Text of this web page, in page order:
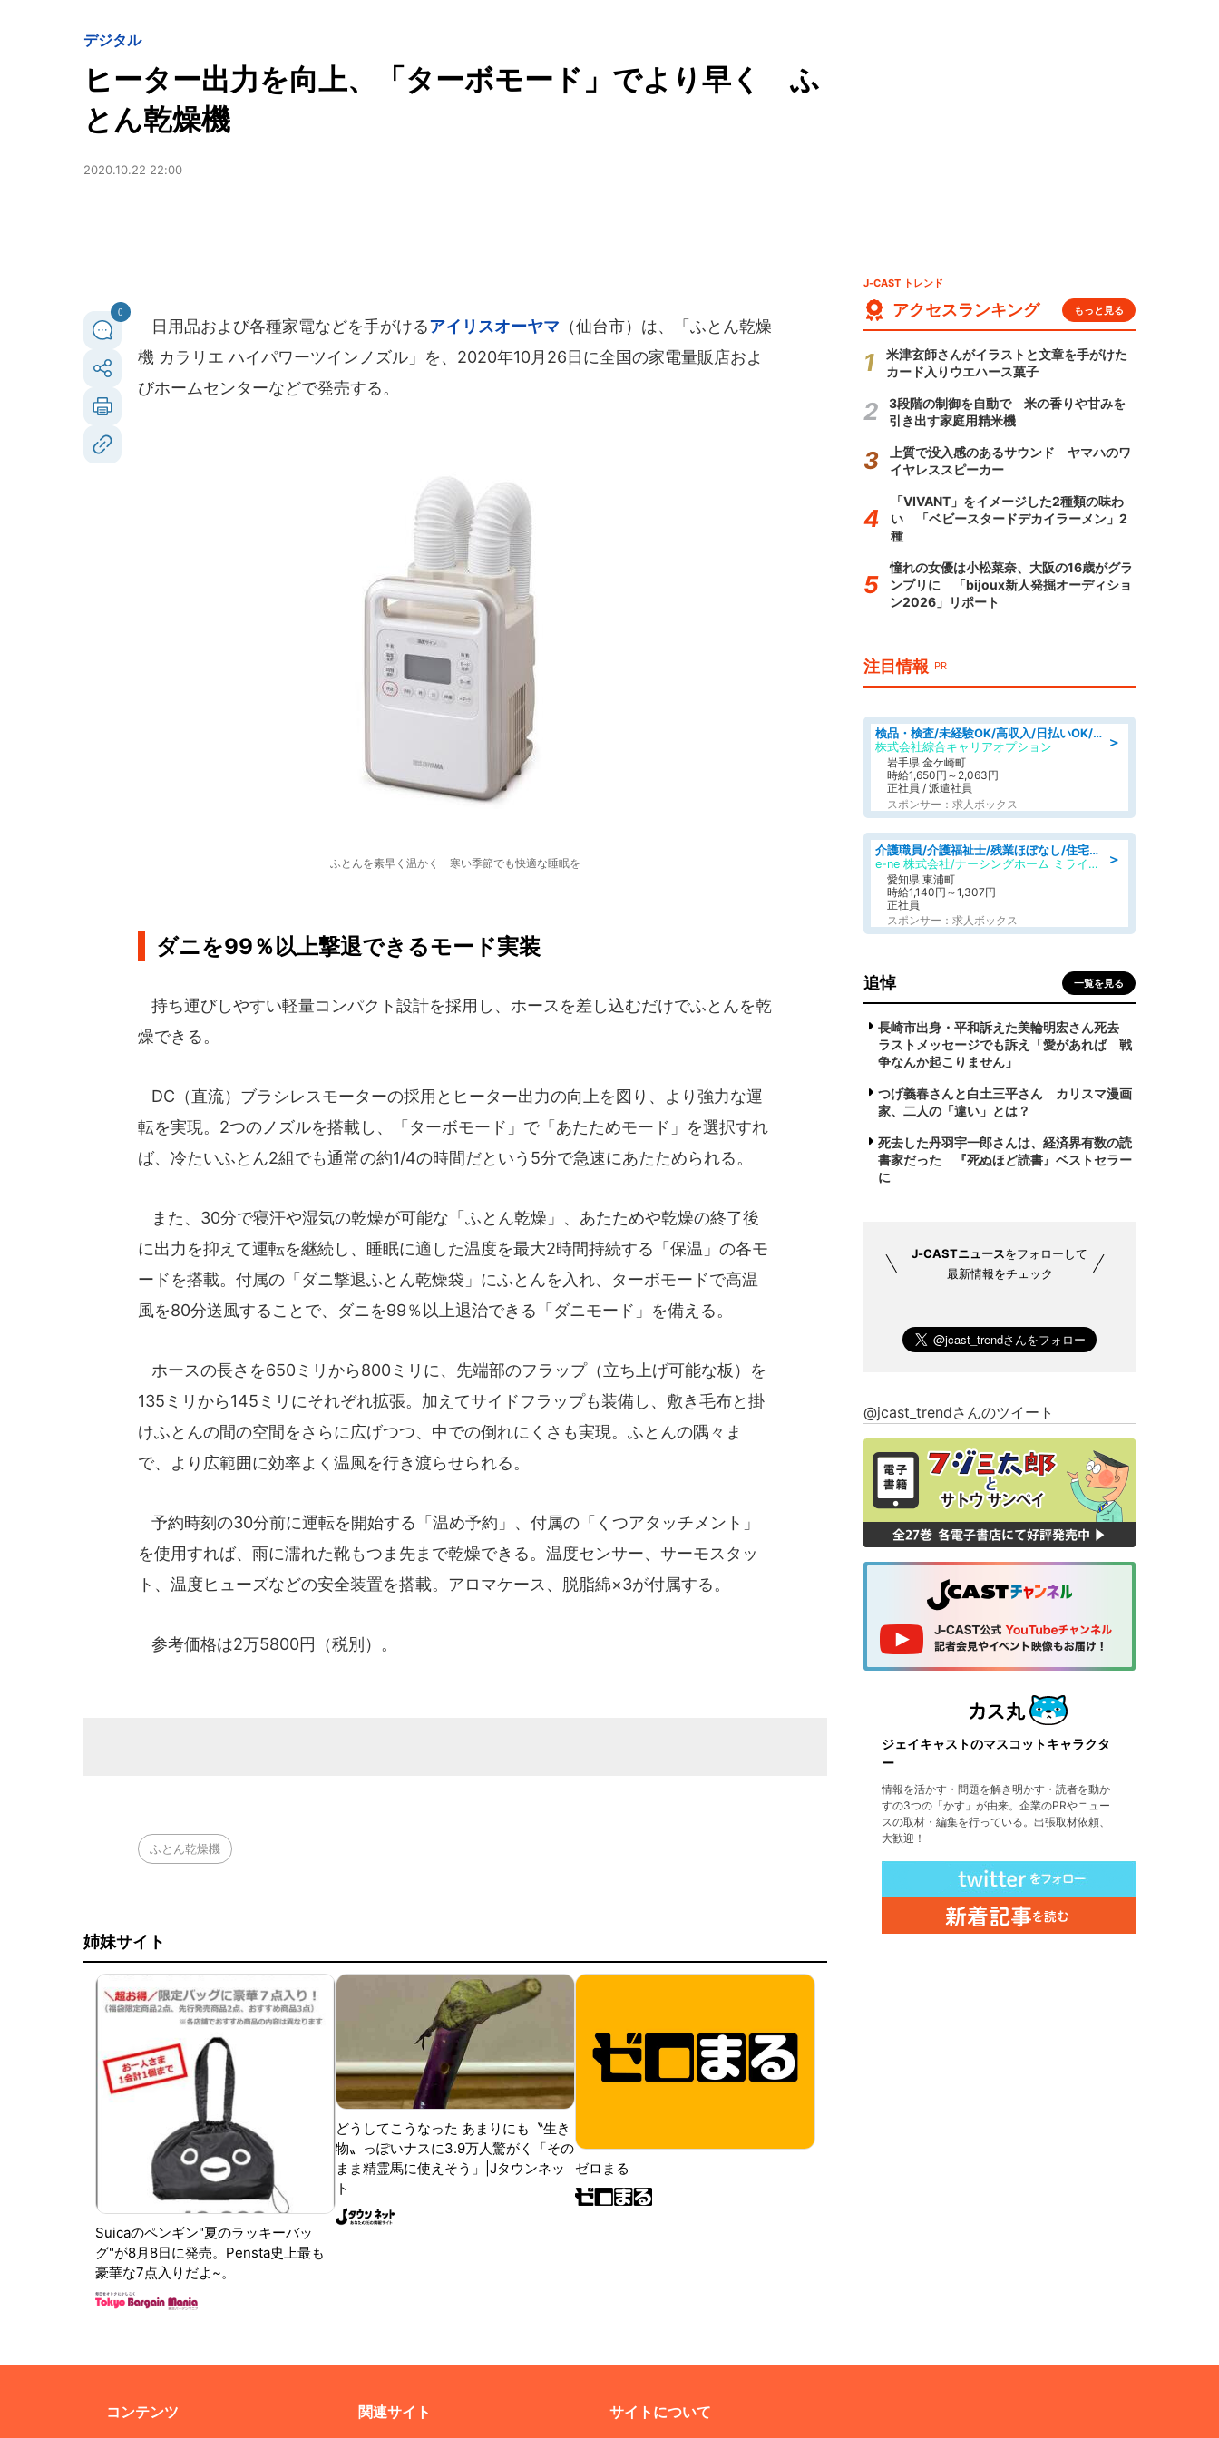
デジタル
ヒーター出力を向上、「ターボモード」でより早く ふ
とん乾燥機
2020.10.22 22:00
0
日用品および各種家電などを手がけるアイリスオーヤマ （仙台市）は、「ふとん乾燥
機 カラリエ ハイパワーツインノズル」を、2020年10月26日に全国の家電量販店およ
びホームセンターなどで発売する。
ふとんを素早く温かく 寒い季節でも快適な睡眠を
ダニを99％以上撃退できるモード実装
持ち運びしやすい軽量コンパクト設計を採用し、ホースを差し込むだけでふとんを乾
燥できる。
DC（直流）ブラシレスモーターの採用とヒーター出力の向上を図り、より強力な運
転を実現。2つのノズルを搭載し、「ターボモード」で「あたためモード」を選択すれ
ば、冷たいふとん2組でも通常の約1/4の時間だという5分で急速にあたためられる。
また、30分で寝汗や湿気の乾燥が可能な「ふとん乾燥」、あたためや乾燥の終了後
に出力を抑えて運転を継続し、睡眠に適した温度を最大2時間持続する「保温」の各モ
ードを搭載。付属の「ダニ撃退ふとん乾燥袋」にふとんを入れ、ターボモードで高温
風を80分送風することで、ダニを99％以上退治できる「ダニモード」を備える。
ホースの長さを650ミリから800ミリに、先端部のフラップ（立ち上げ可能な板）を
135ミリから145ミリにそれぞれ拡張。加えてサイドフラップも装備し、敷き毛布と掛
けふとんの間の空間をさらに広げつつ、中での倒れにくさも実現。ふとんの隅々ま
で、より広範囲に効率よく温風を行き渡らせられる。
予約時刻の30分前に運転を開始する「温め予約」、付属の「くつアタッチメント」
を使用すれば、雨に濡れた靴もつま先まで乾燥できる。温度センサー、サーモスタッ
ト、温度ヒューズなどの安全装置を搭載。アロマケース、脱脂綿×3が付属する。
参考価格は2万5800円（税別）。
ふとん乾燥機
姉妹サイト
Suicaのペンギン"夏のラッキーバッ
グ"が8月8日に発売。Pensta史上最も
豪華な7点入りだよ~。
どうしてこうなった あまりにも〝生き
物〟っぽいナスに3.9万人驚がく「その
まま精霊馬に使えそう」|Jタウンネッ
ト
ゼロまる
J-CAST トレンド
アクセスランキング もっと見る
米津玄師さんがイラストと文章を手がけた
カード入りウエハース菓子
3段階の制御を自動で 米の香りや甘みを
引き出す家庭用精米機
上質で没入感のあるサウンド ヤマハのワ
イヤレススピーカー
「VIVANT」をイメージした2種類の味わ
い 「ベビースタードデカイラーメン」2
種
憧れの女優は小松菜奈、大阪の16歳がグラ
ンプリに 「bijoux新人発掘オーディショ
ン2026」リポート
注目情報 PR
＞
検品・検査/未経験OK/高収入/日払いOK/交替制/20・30・40代活躍中
株式会社綜合キャリアオプション
岩手県 金ケ崎町
時給1,650円～2,063円
正社員 / 派遣社員
スポンサー：求人ボックス
＞
介護職員/介護福祉士/残業ほぼなし/住宅型有料老人ホームの介護士/夜勤専従
e-ne 株式会社/ナーシングホーム ミライエ東浦
愛知県 東浦町
時給1,140円～1,307円
正社員
スポンサー：求人ボックス
追悼 一覧を見る
長崎市出身・平和訴えた美輪明宏さん死去
ラストメッセージでも訴え「愛があれば 戦
争なんか起こりません」
つげ義春さんと白土三平さん カリスマ漫画
家、二人の「違い」とは？
死去した丹羽宇一郎さんは、経済界有数の読
書家だった 『死ぬほど読書』ベストセラー
に
J-CASTニュースをフォローして
最新情報をチェック
@jcast_trendさんのツイート
ジェイキャストのマスコットキャラクタ
ー
情報を活かす・問題を解き明かす・読者を動か
すの3つの「かす」が由来。企業のPRやニュー
スの取材・編集を行っている。出張取材依頼、
大歓迎！
コンテンツ 関連サイト サイトについて